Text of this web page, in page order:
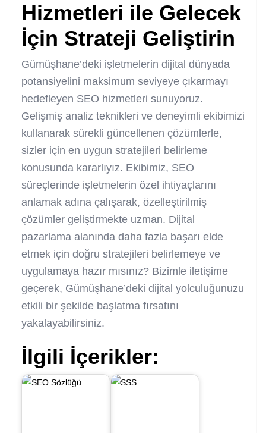
Hizmetleri ile Gelecek
İçin Strateji Geliştirin
Gümüşhane’deki işletmelerin dijital dünyada
potansiyelini maksimum seviyeye çıkarmayı
hedefleyen SEO hizmetleri sunuyoruz.
Gelişmiş analiz teknikleri ve deneyimli ekibimizi
kullanarak sürekli güncellenen çözümlerle,
sizler için en uygun stratejileri belirleme
konusunda kararlıyız. Ekibimiz, SEO
süreçlerinde işletmelerin özel ihtiyaçlarını
anlamak adına çalışarak, özelleştirilmiş
çözümler geliştirmekte uzman. Dijital
pazarlama alanında daha fazla başarı elde
etmek için doğru stratejileri belirlemeye ve
uygulamaya hazır mısınız? Bizimle iletişime
geçerek, Gümüşhane’deki dijital yolculuğunuzu
etkili bir şekilde başlatma fırsatını
yakalayabilirsiniz.
İlgili İçerikler: